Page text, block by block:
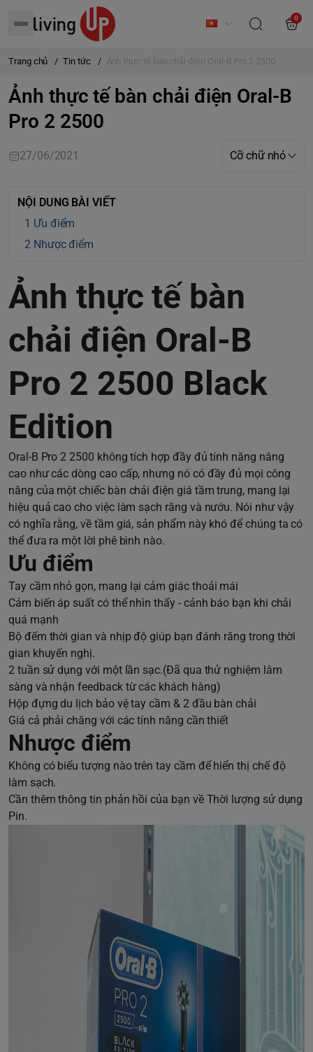
0
Trang chủ / Tin tức / Ảnh thực tế bàn chải điện Oral-B Pro 2 2500
Ảnh thực tế bàn chải điện Oral-B
Pro 2 2500
27/06/2021
NỘI DUNG BÀI VIẾT
Ưu điểm
Nhược điểm
Ảnh thực tế bàn
chải điện Oral-B
Pro 2 2500 Black
Edition
Oral-B Pro 2 2500 không tích hợp đầy đủ tính năng nâng
cao như các dòng cao cấp, nhưng nó có đầy đủ mọi công
năng của một chiếc bàn chải điện giá tầm trung, mang lại
hiệu quả cao cho việc làm sạch răng và nướu. Nói như vậy
có nghĩa rằng, về tầm giá, sản phẩm này khó để chúng ta có
thể đưa ra một lời phê bình nào.
Ưu điểm
Tay cầm nhỏ gọn, mang lại cảm giác thoải mái
Cảm biến áp suất có thể nhìn thấy - cảnh báo bạn khi chải
quá mạnh
Bộ đếm thời gian và nhịp độ giúp bạn đánh răng trong thời
gian khuyến nghị.
2 tuần sử dụng với một lần sạc.(Đã qua thử nghiệm lâm
sàng và nhận feedback từ các khách hàng)
Hộp đựng du lịch bảo vệ tay cầm & 2 đầu bàn chải
Giá cả phải chăng với các tính năng cần thiết
Nhược điểm
Không có biểu tượng nào trên tay cầm để hiển thị chế độ
làm sạch.
Cần thêm thông tin phản hồi của bạn về Thời lượng sử dụng
Pin.